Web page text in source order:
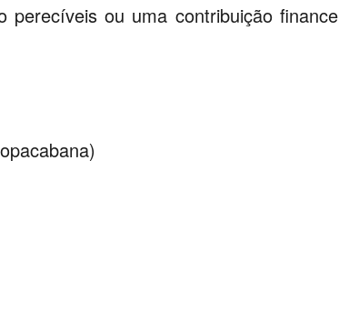
ou uma contribuição